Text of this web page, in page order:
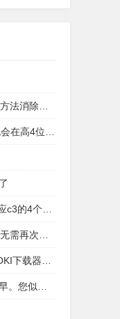
位产生的1.
中多产生1.
= 1000^10011=11011^10011=1000感谢博主的文章！
经判断完了。
用户手册讲解的中文资料。
只有496有中文吧。